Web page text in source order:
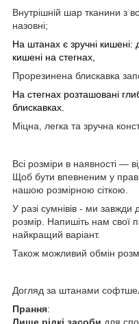
Внутрішній шар тканини з
назовні;
На штанах є зручні кишені:
кишені на стегнах,
Прорезинена блискавка
На стегнах розташовані
блискавках.
Міцна, легка та зручна
Всі розміри в наявності —
Щоб бути впевненим у
нашою розмірною сіткою
У разі сумнівів - ми завжди
розмір . Напишіть нам свої
найкращий варіант.
Також можливий обмін
Догляд за штанами
Прання: